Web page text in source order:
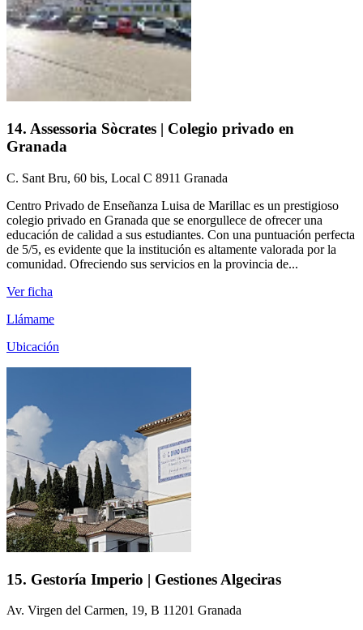
14. Assessoria Sòcrates | Colegio privado en
Granada
C. Sant Bru, 60 bis, Local C 8911 Granada
Centro Privado de Enseñanza Luisa de Marillac es un prestigioso
colegio privado en Granada que se enorgullece de ofrecer una
educación de calidad a sus estudiantes. Con una puntuación perfecta
de 5/5, es evidente que la institución es altamente valorada por la
comunidad. Ofreciendo sus servicios en la provincia de...
Ver ficha
Llámame
Ubicación
15. Gestoría Imperio | Gestiones Algeciras
Av. Virgen del Carmen, 19, B 11201 Granada